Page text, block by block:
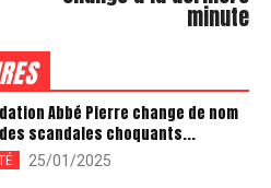
minute
Abbé Pierre change de nom
scandales choquants...
25/01/2025